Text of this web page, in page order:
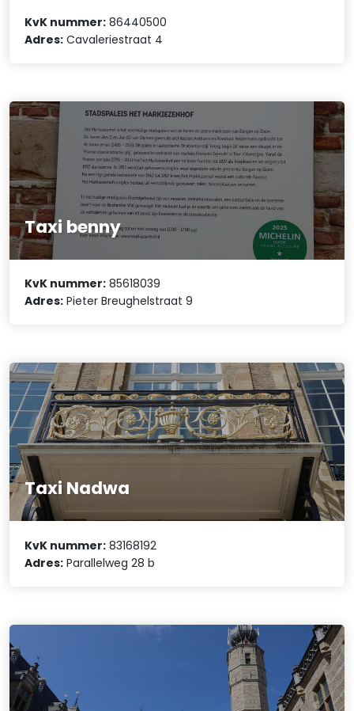
KvK nummer: 86440500
Adres: Cavaleriestraat 4
Taxi benny
KvK nummer: 85618039
Adres: Pieter Breughelstraat 9
Taxi Nadwa
KvK nummer: 83168192
Adres: Parallelweg 28 b